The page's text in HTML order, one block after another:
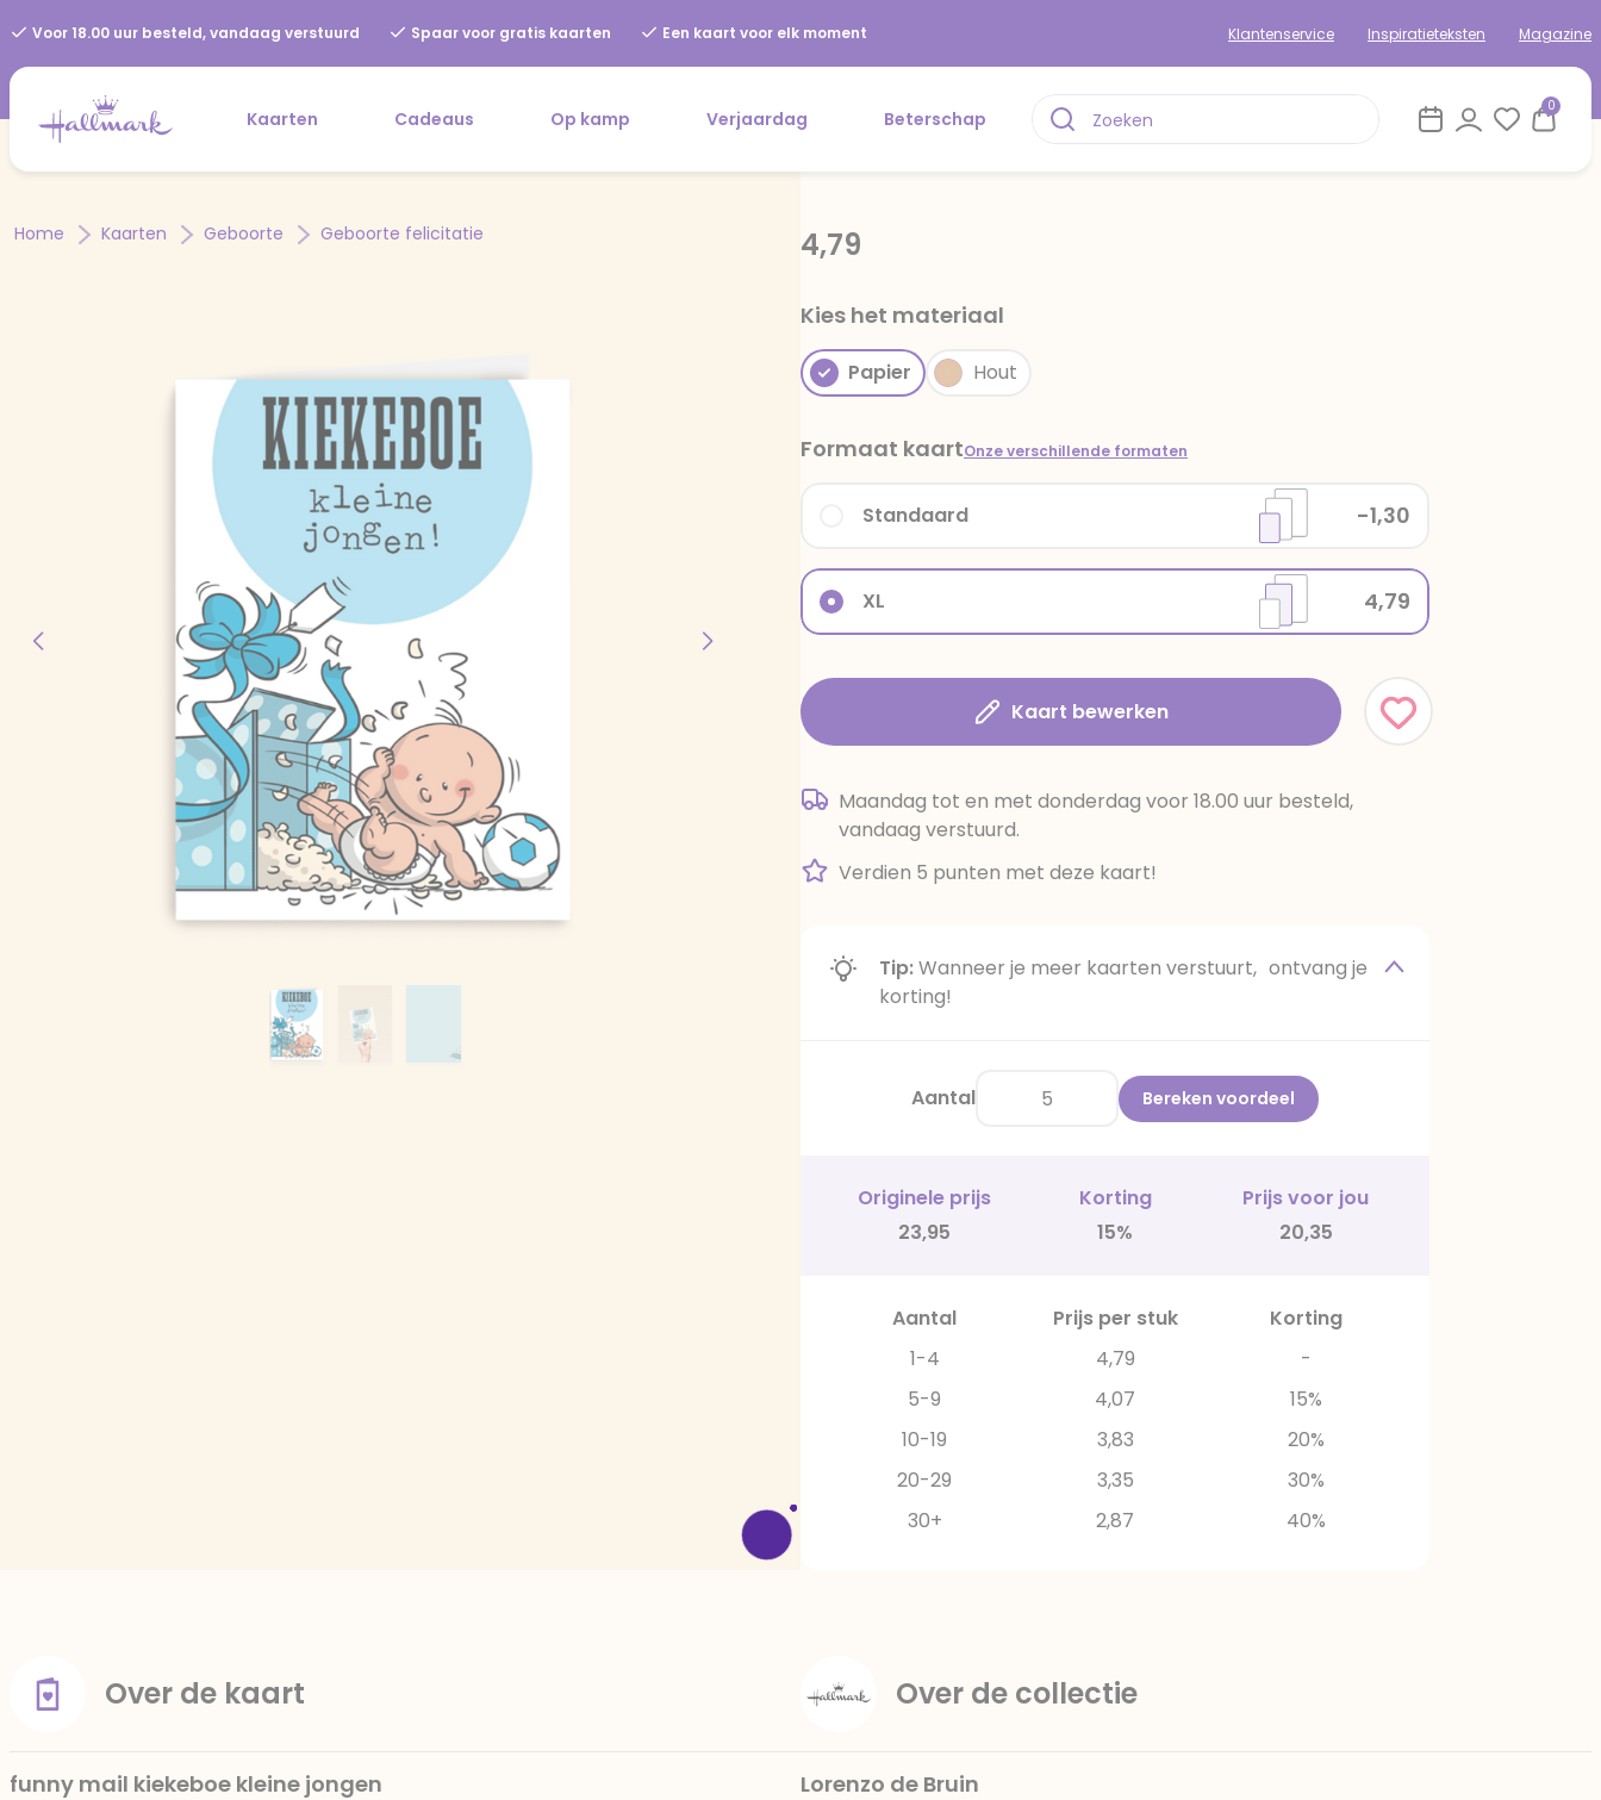
Voor 18.00 uur besteld, vandaag verstuurd Spaar voor gratis kaarten Een kaart voor elk moment Klantenservice Inspiratieteksten Magazine
Kaarten Cadeaus Op kamp Verjaardag Beterschap
0
Home Kaarten Geboorte Geboorte felicitatie 4,79
Kies het materiaal
Papier Hout
Formaat kaartOnze verschillende formaten
XL 4,79
Standaard -1,30
Kaart bewerken
Maandag tot en met donderdag voor 18.00 uur besteld,
vandaag verstuurd.
Verdien 5 punten met deze kaart!
Tip:Wanneer je meer kaarten verstuurt, ontvang je
korting!
Aantal Bereken voordeel
Originele prijs Korting
Prijs voor jou
23,95
15% 20,35
Aantal Prijs per stuk
Korting
1-4
4,79
-
5-9
4,07
15%
10-19
3,83
20%
20-29
3,35
30%
30+
2,87 40%
Over de kaart
funny mail kiekeboe kleine jongen
Over de collectie
Lorenzo de Bruin